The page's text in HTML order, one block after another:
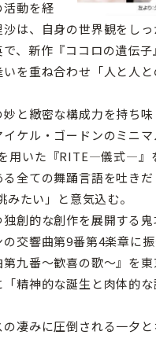
動を経
は、自身の世界観をしっ
、新作『ココロの遺伝
を重ね合わせ「人と人
と緻密な構成力を持ち味
ケル・ゴードンのミニマ
用いた『RITE―儀式―』
る全ての舞踊言語を吐き
たい」と意気込む。
創的な創作を展開する
交響曲第9番第4楽章に
九番〜歓喜の歌〜』を東
「精神的な誕生と肉体的
凄みに圧倒される一夕と